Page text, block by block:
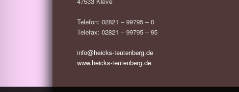
Telefon: 02821 – 99795 – 0
Telefax: 02821 – 99795 – 95
info@heicks-teutenberg.de
www.heicks-teutenberg.de